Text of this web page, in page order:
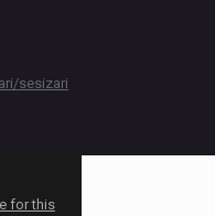
sesizari
for this